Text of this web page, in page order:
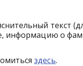
текст
информацию о
здесь.